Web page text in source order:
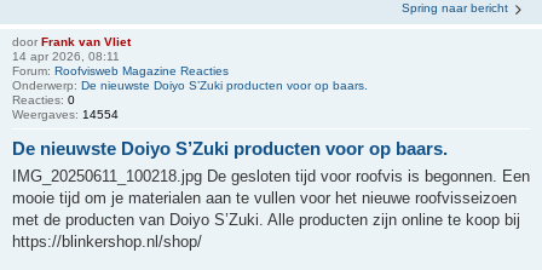
Spring naar bericht
door Frank van Vliet
14 apr 2026, 08:11
Forum: Roofvisweb Magazine Reacties
Onderwerp: De nieuwste Doiyo S’Zuki producten voor op baars.
Reacties: 0
Weergaves: 14554
De nieuwste Doiyo S’Zuki producten voor op baars.
IMG_20250611_100218.jpg De gesloten tijd voor roofvis is begonnen. Een
mooie tijd om je materialen aan te vullen voor het nieuwe roofvisseizoen
met de producten van Doiyo S’Zuki. Alle producten zijn online te koop bij
https://blinkershop.nl/shop/